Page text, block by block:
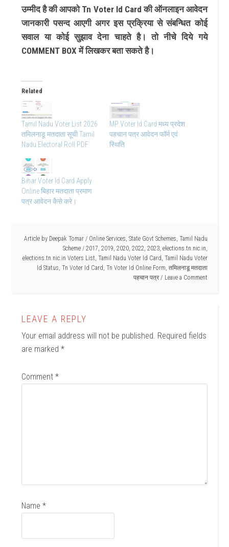
उम्मीद है की आपको Tn Voter Id Card की ऑनलाइन आवेदन
जानकारी पसन्द आएगी अगर इस प्रक्रिया से संबन्धित कोई
सवाल या कोई सुझाव देना चाहते है। तो नीचे दिये गये
COMMENT BOX में लिखकर बता सकते है।
Related
Tamil Nadu Voter List 2026
तमिलनाडू मतदाता सूची Tamil
Nadu Electoral Roll PDF
MP Voter Id Card मध्य प्रदेश
पहचान पत्र आवेदन फॉर्म एवं
स्थिति
Bihar Voter Id Card Apply
Online बिहार मतदाता प्रमाण
पत्र आवेदन कैसे करे।
Article by Deepak Tomar / Online Services, State Govt Schemes, Tamil Nadu
Scheme / 2017, 2019, 2020, 2022, 2023, elections.tn.nic.in,
elections.tn.nic.in Voters List, Tamil Nadu Voter Id Card, Tamil Nadu Voter
Id Status, Tn Voter Id Card, Tn Voter Id Online Form, तमिलनाडू मतदाता
पहचान पत्र
Leave a Comment
LEAVE A REPLY
Your email address will not be published. Required fields
are marked*
Comment*
Name*